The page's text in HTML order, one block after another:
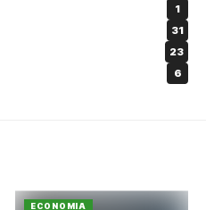
1
31
23
6
ECONOMIA